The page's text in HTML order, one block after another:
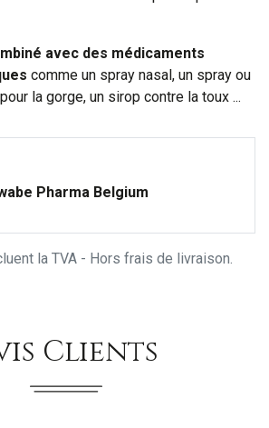
avec des médicaments
comme un spray nasal, un spray ou
la gorge, un sirop contre la toux ...
Pharma Belgium
la TVA - Hors frais de livraison.
Clients